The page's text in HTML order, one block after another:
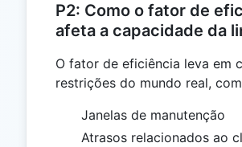
P2: Como o fator de
afeta a capacidade da
O fator de eficiência leva em
restrições do mundo real,
Janelas de manutenção
Atrasos relacionados ao